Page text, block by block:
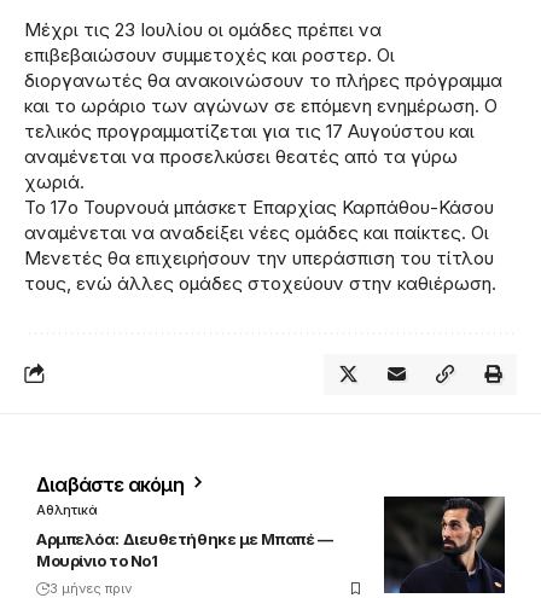
Μέχρι τις 23 Ιουλίου οι ομάδες πρέπει να
επιβεβαιώσουν συμμετοχές και ροστερ. Οι
διοργανωτές θα ανακοινώσουν το πλήρες πρόγραμμα
και το ωράριο των αγώνων σε επόμενη ενημέρωση. Ο
τελικός προγραμματίζεται για τις 17 Αυγούστου και
αναμένεται να προσελκύσει θεατές από τα γύρω
χωριά.
Το 17ο Τουρνουά μπάσκετ Επαρχίας Καρπάθου-Κάσου
αναμένεται να αναδείξει νέες ομάδες και παίκτες. Οι
Μενετές θα επιχειρήσουν την υπεράσπιση του τίτλου
τους, ενώ άλλες ομάδες στοχεύουν στην καθιέρωση.
Διαβάστε ακόμη
Αθλητικά
Αρμπελόα: Διευθετήθηκε με Μπαπέ —
Μουρίνιο το Νο1
3 μήνες πριν